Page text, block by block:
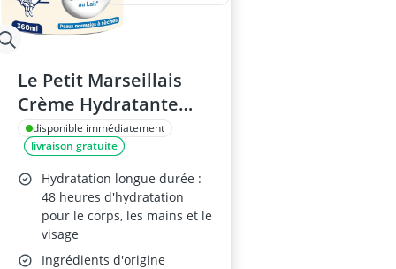
Le Petit Marseillais
Crème Hydratante
Multi-Usage Lait – Pot
360 ml – Corps, mains
et visage – Peaux
normales à sèches –
95% d'ingrédients
d'origine naturelle
disponible immédiatement
livraison gratuite
Hydratation longue durée :
48 heures d'hydratation
pour le corps, les mains et le
visage
Ingrédients d'origine